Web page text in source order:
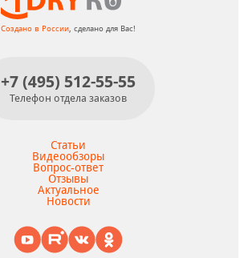
Создано в России , сделано для Вас!
Статьи
Видеообзоры
Вопрос-ответ
Отзывы
Актуальное
Новости
+7 (495) 512-55-55
Телефон отдела заказов